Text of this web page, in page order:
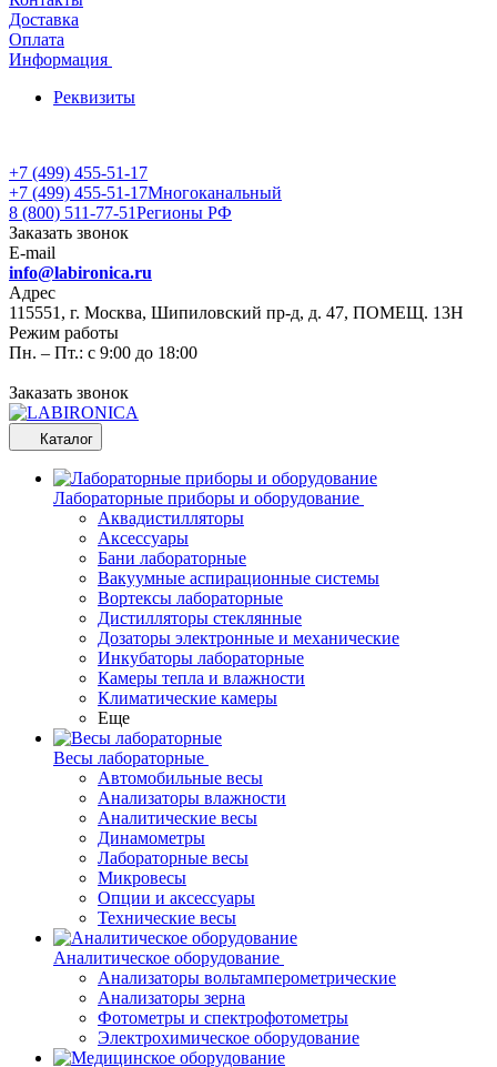
Доставка
Оплата
Информация
Реквизиты
+7 (499) 455-51-17
+7 (499) 455-51-17Многоканальный
8 (800) 511-77-51Регионы РФ
Заказать звонок
E-mail
info@labironica.ru
Адрес
115551, г. Москва, Шипиловский пр-д, д. 47, ПОМЕЩ. 13Н
Режим работы
Пн. – Пт.: с 9:00 до 18:00
Заказать звонок
Каталог
Лабораторные приборы и оборудование
Аквадистилляторы
Аксессуары
Бани лабораторные
Вакуумные аспирационные системы
Вортексы лабораторные
Дистилляторы стеклянные
Дозаторы электронные и механические
Инкубаторы лабораторные
Камеры тепла и влажности
Климатические камеры
Еще
Весы лабораторные
Автомобильные весы
Анализаторы влажности
Аналитические весы
Динамометры
Лабораторные весы
Микровесы
Опции и аксессуары
Технические весы
Аналитическое оборудование
Анализаторы вольтамперометрические
Анализаторы зерна
Фотометры и спектрофотометры
Электрохимическое оборудование